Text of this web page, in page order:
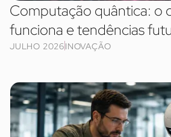
Computação quântica: o
funciona e tendências
JULHO 2026INOVAÇÃO